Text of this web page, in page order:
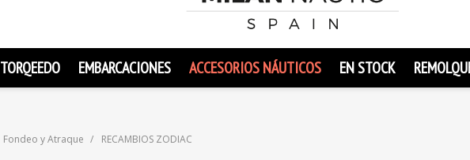
TORQEEDO EMBARCACIONES ACCESORIOS NÁUTICOS EN STOCK
Fondeo y Atraque RECAMBIOS ZODIAC